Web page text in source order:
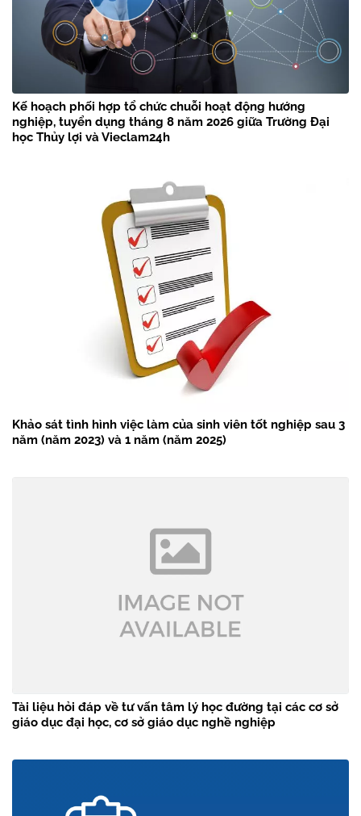
Kế hoạch phối hợp tổ chức chuỗi hoạt động hướng
nghiệp, tuyển dụng tháng 8 năm 2026 giữa Trường Đại
học Thủy lợi và Vieclam24h
Khảo sát tình hình việc làm của sinh viên tốt nghiệp sau 3
năm (năm 2023) và 1 năm (năm 2025)
Tài liệu hỏi đáp về tư vấn tâm lý học đường tại các cơ sở
giáo dục đại học, cơ sở giáo dục nghề nghiệp